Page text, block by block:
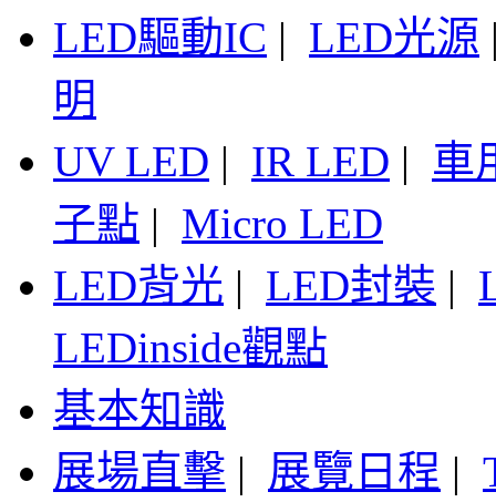
LED驅動IC | LED光源
明
UV LED | IR LED | 車
子點 | Micro LED
LED背光 | LED封裝 |
LEDinside觀點
基本知識
展場直擊 | 展覽日程 |